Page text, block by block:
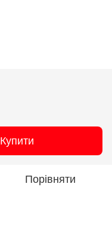
Купити
Порівняти